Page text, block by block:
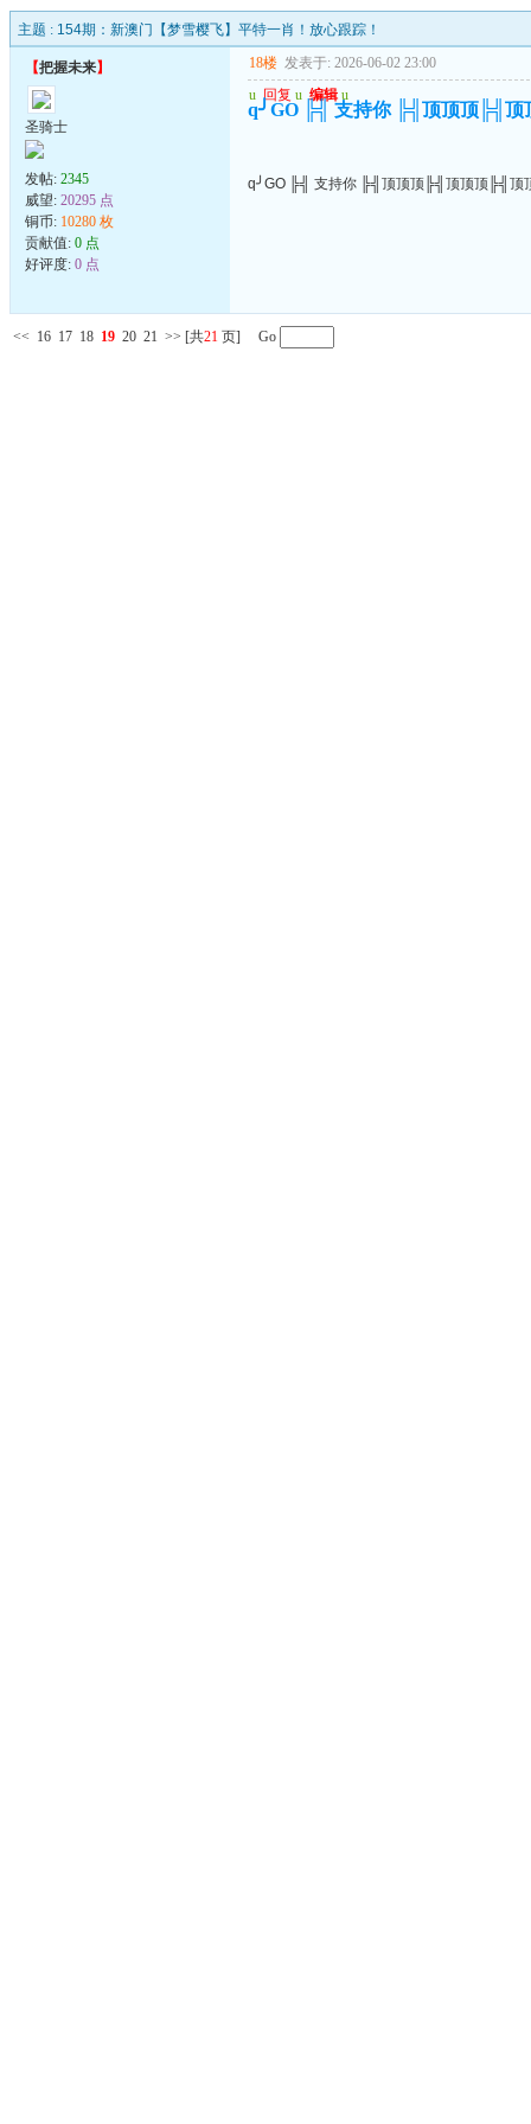
主题 : 154期：新澳门【梦雪樱飞】平特一肖！放心跟踪！
【把握未来】
圣骑士
发帖: 2345
威望: 20295 点
铜币: 10280 枚
贡献值: 0 点
好评度: 0 点
18楼 发表于: 2026-06-02 23:00
u 回复 u 编辑 u
q╯GO ╠╣ 支持你 ╠╣顶顶顶╠╣顶
q╯GO ╠╣ 支持你 ╠╣顶顶顶╠╣顶顶顶╠╣顶
<< 16 17 18 19 20 21 >> [共21 页] Go